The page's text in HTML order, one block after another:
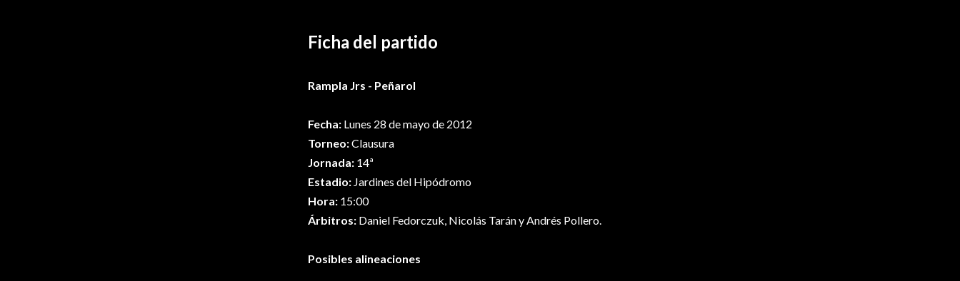
Ficha del partido
Rampla Jrs - Peñarol
Fecha: Lunes 28 de mayo de 2012
Torneo:Clausura
Jornada: 14ª
Estadio: Jardines del Hipódromo
Hora: 15:00
Árbitros: Daniel Fedorczuk, Nicolás Tarán y Andrés Pollero.
Posibles alineaciones